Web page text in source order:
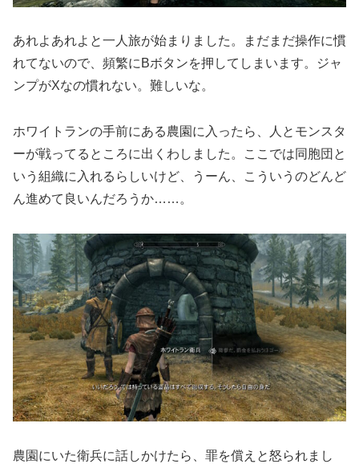
あれよあれよと一人旅が始まりました。まだまだ操作に慣
れてないので、頻繁にBボタンを押してしまいます。ジャ
ンプがXなの慣れない。難しいな。
ホワイトランの手前にある農園に入ったら、人とモンスタ
ーが戦ってるところに出くわしました。ここでは同胞団と
いう組織に入れるらしいけど、うーん、こういうのどんど
ん進めて良いんだろうか……。
農園にいた衛兵に話しかけたら、罪を償えと怒られまし